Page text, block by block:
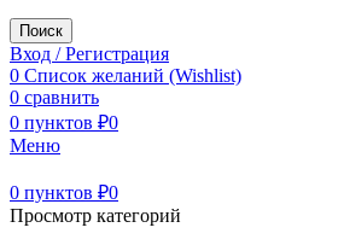
Поиск
Вход / Регистрация
0 Список желаний (Wishlist)
0 сравнить
0 пунктов ₽0
Меню
0 пунктов ₽0
Просмотр категорий